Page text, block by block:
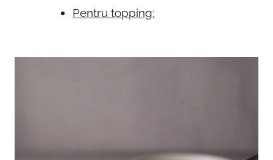
Pentru topping: